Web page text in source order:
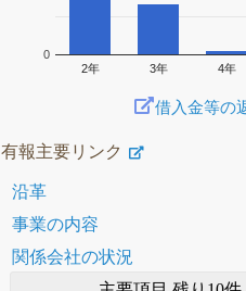
2年 3年 4年
0
借入金等の
有報主要リンク
沿革
事業の内容
関係会社の状況